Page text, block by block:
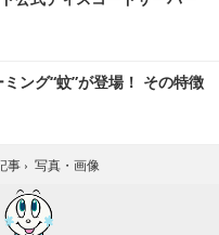
ミング“蚊”が登場！ その特徴
事 › 写真・画像